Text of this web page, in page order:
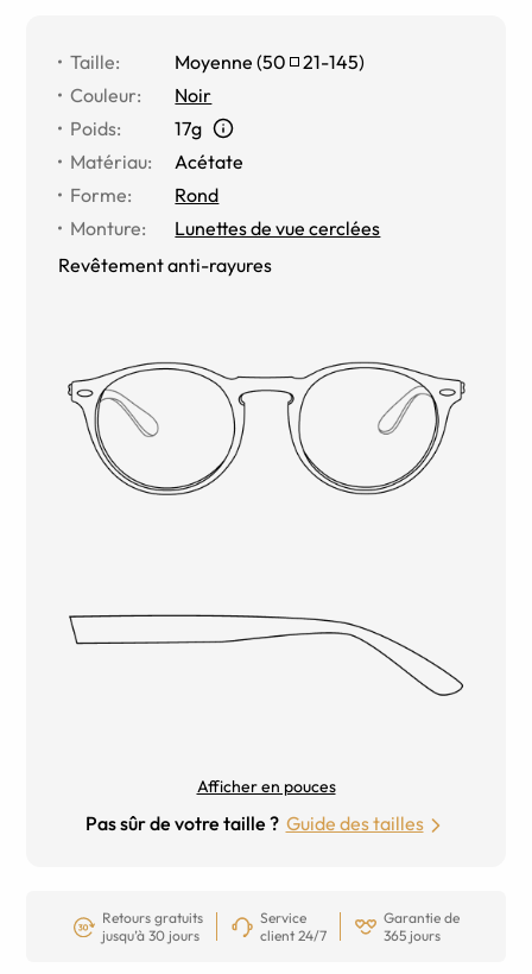
Taille: Moyenne (50 21-145)
Couleur:
Noir
Poids:
17g
Matériau:
Acétate
Forme:
Rond
Monture:
Lunettes de vue cerclées
Revêtement anti-rayures
Afficher en pouces
Pas sûr de votre taille ? Guide des tailles
Retours gratuits
jusqu’à 30 jours
Service
client 24/7
Garantie de
365 jours